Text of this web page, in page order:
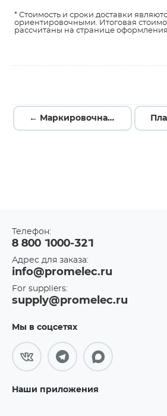
* Стоимость и сроки доставки
ориентировочными. Итоговая
рассчитаны на странице оформления
← Маркировочная наклейка NPA-15х06 белая (уп. 600 шт), 14615060
Телефон:
8 800 1000-321
Адрес для заказа:
info@promelec.ru
For suppliers:
supply@promelec.ru
Мы в соцсетях
Наши приложения